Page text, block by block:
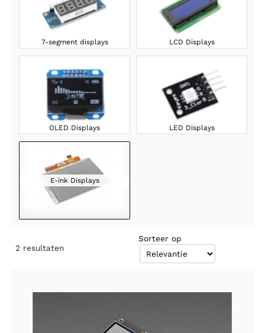
7-segment displays LCD Displays
OLED Displays LED Displays
E-ink Displays
2 resultaten
Sorteer op